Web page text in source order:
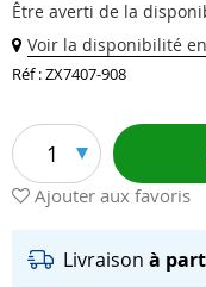
Être averti de la
Voir la disponibilité
Réf : ZX7407-908
1
Ajouter aux favoris
Livraison à